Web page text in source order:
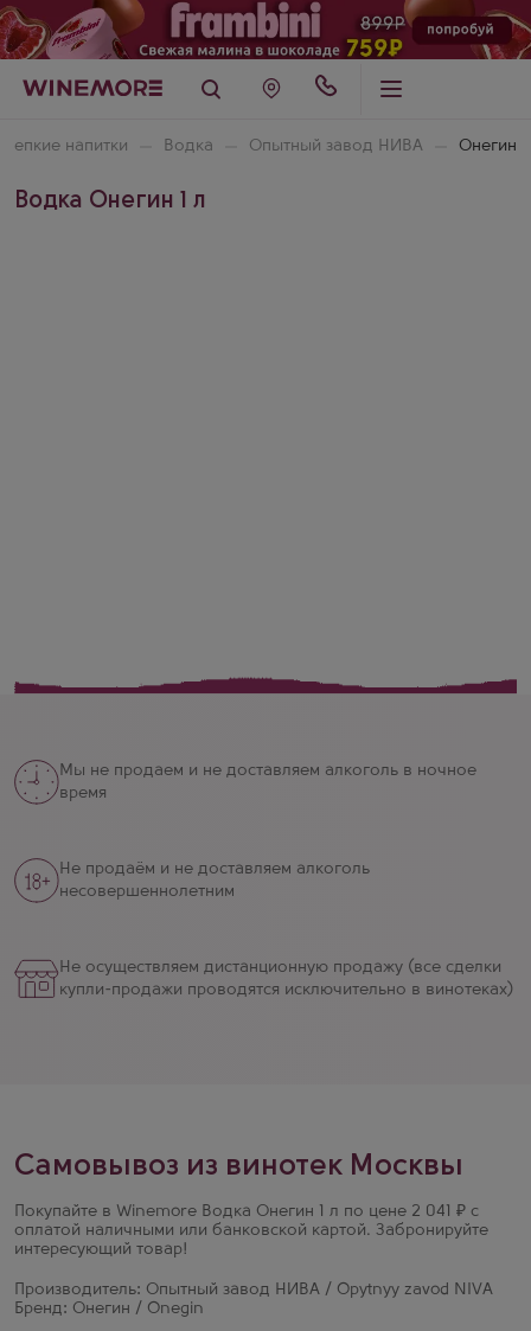
напитки Водка Опытный завод НИВА Онегин
Водка Онегин 1 л
Мы не продаем и не доставляем алкоголь в ночное
время
Не продаём и не доставляем алкоголь
несовершеннолетним
Не осуществляем дистанционную продажу (все сделки
купли-продажи проводятся исключительно в винотеках)
Самовывоз из винотек Москвы
Покупайте в Winemore Водка Онегин 1 л по цене 2 041 ₽ с
оплатой наличными или банковской картой. Забронируйте
интересующий товар!
Производитель: Опытный завод НИВА / Opytnyy zavod NIVA
Бренд: Онегин / Onegin